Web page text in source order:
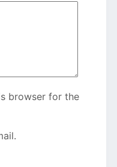
browser for the